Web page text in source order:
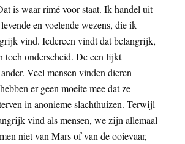
is waar rimé voor staat. Ik handel uit
en voelende wezens, die ik
vind. Iedereen vindt dat belangrijk,
toch onderscheid. De een lijkt
Veel mensen vinden dieren
er geen moeite mee dat ze
in anonieme slachthuizen. Terwijl
vind als mensen, we zijn allemaal
niet van Mars of van de ooievaar,